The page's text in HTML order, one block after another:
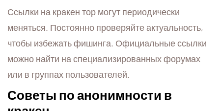
Ссылки на кракен тор могут периодически
меняться. Постоянно проверяйте актуальность,
чтобы избежать фишинга. Официальные ссылки
можно найти на специализированных форумах
или в группах пользователей.
Советы по анонимности в